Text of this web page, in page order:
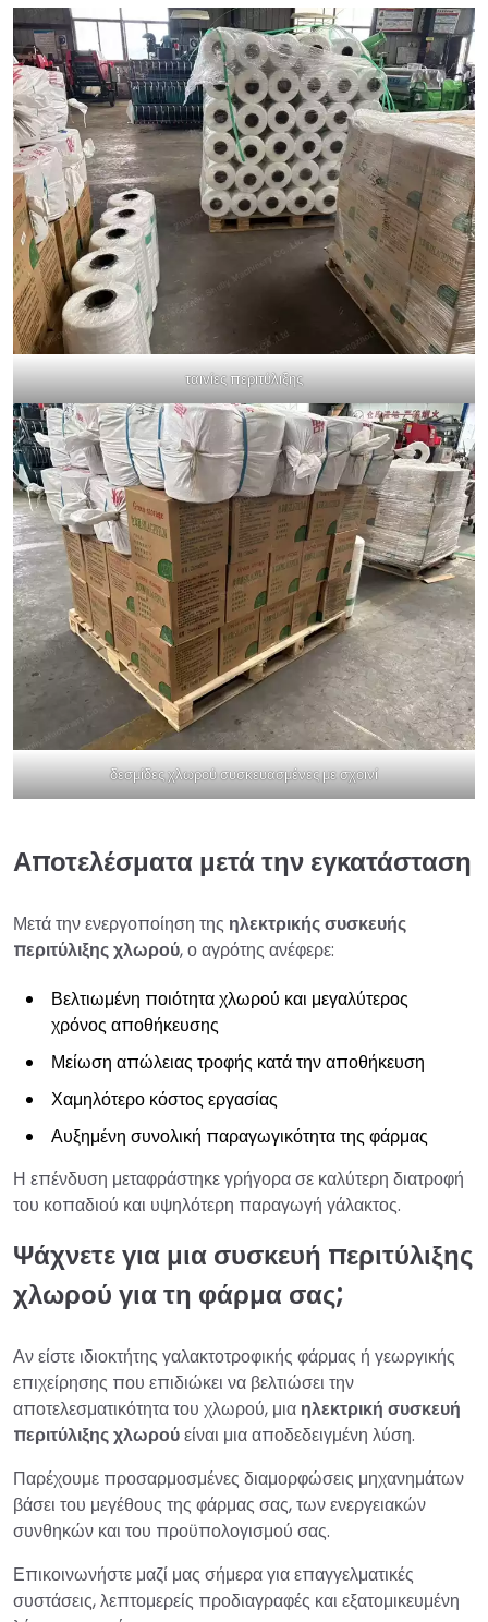
ταινίες περιτύλιξης
δεσμίδες χλωρού συσκευασμένες με σχοινί
Αποτελέσματα μετά την εγκατάσταση
Μετά την ενεργοποίηση της ηλεκτρικής συσκευής
περιτύλιξης χλωρού, ο αγρότης ανέφερε:
Βελτιωμένη ποιότητα χλωρού και μεγαλύτερος
χρόνος αποθήκευσης
Μείωση απώλειας τροφής κατά την αποθήκευση
Χαμηλότερο κόστος εργασίας
Αυξημένη συνολική παραγωγικότητα της φάρμας
Η επένδυση μεταφράστηκε γρήγορα σε καλύτερη διατροφή
του κοπαδιού και υψηλότερη παραγωγή γάλακτος.
Ψάχνετε για μια συσκευή περιτύλιξης
χλωρού για τη φάρμα σας;
Αν είστε ιδιοκτήτης γαλακτοτροφικής φάρμας ή γεωργικής
επιχείρησης που επιδιώκει να βελτιώσει την
αποτελεσματικότητα του χλωρού, μια ηλεκτρική συσκευή
περιτύλιξης χλωρούείναι μια αποδεδειγμένη λύση.
Παρέχουμε προσαρμοσμένες διαμορφώσεις μηχανημάτων
βάσει του μεγέθους της φάρμας σας, των ενεργειακών
συνθηκών και του προϋπολογισμού σας.
Επικοινωνήστε μαζί μας σήμερα για επαγγελματικές
συστάσεις, λεπτομερείς προδιαγραφές και εξατομικευμένη